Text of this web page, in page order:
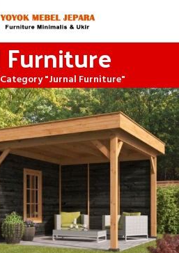
Furniture
"Jurnal Furniture"